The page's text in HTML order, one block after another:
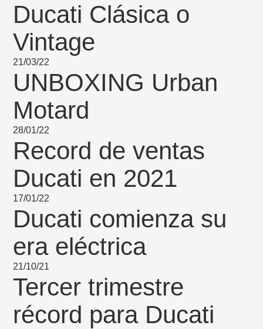
Ducati Clásica o
Vintage
21/03/22
UNBOXING Urban
Motard
28/01/22
Record de ventas
Ducati en 2021
17/01/22
Ducati comienza su
era eléctrica
21/10/21
Tercer trimestre
récord para Ducati